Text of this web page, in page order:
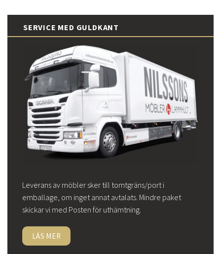
SERVICE MED GULDKANT
Leverans av möbler sker till tomtgräns/port i
emballage, om inget annat avtalats. Mindre paket
skickar vi med Posten för uthämtning.
LÄS MER